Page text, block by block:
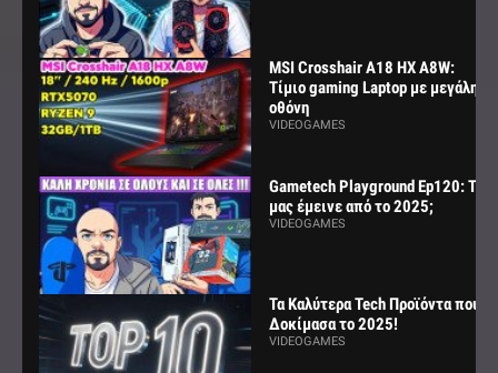
MSI Crosshair A18 HX A8W:
Τίμιο gaming Laptop με μεγάλη
οθόνη
VIDEOGAMES
Gametech Playground Ep120: Τι
μας έμεινε από το 2025;
VIDEOGAMES
Τα Καλύτερα Tech Προϊόντα που
Δοκίμασα το 2025!
VIDEOGAMES